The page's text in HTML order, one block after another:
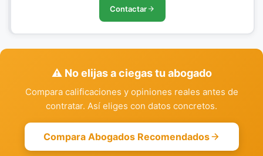
Contactar
⚠️ No elijas a ciegas tu abogado
Compara calificaciones y opiniones reales antes de
contratar. Así eliges con datos concretos.
Compara Abogados Recomendados